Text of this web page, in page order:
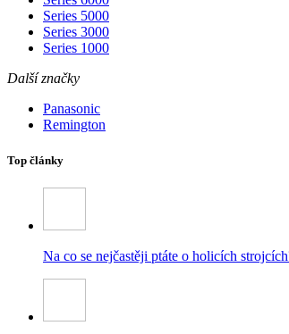
Series 5000
Series 3000
Series 1000
Další značky
Panasonic
Remington
Top články
Na co se nejčastěji ptáte o holicích